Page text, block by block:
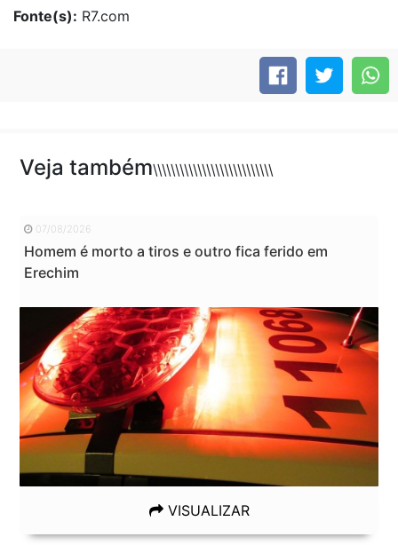
Fonte(s): R7.com
Veja também\\\\\\\\\\\\\\\\\\\\\\\\\\\
07/08/2026
Homem é morto a tiros e outro fica ferido em
Erechim
VISUALIZAR